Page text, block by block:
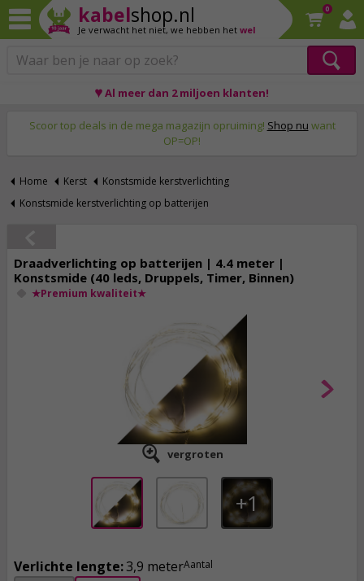
kabelshop.nl
Je verwacht het niet, we hebben het wel
0
♥ Al meer dan 2 miljoen klanten!
Scoor top deals in de mega magazijn opruiming! Shop nu want
OP=OP!
Home Kerst
Konstsmide kerstverlichting
Konstsmide kerstverlichting op batterijen
Draadverlichting op batterijen | 4.4 meter |
Konstsmide (40 leds, Druppels, Timer, Binnen)
★Premium kwaliteit★
vergroten
1
Verlichte lengte:3,9 meterAantal